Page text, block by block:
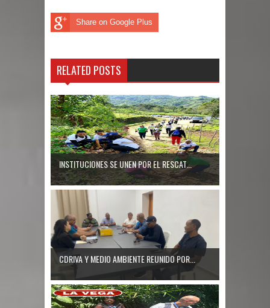
Nicaragua responde a RD tras
condena a Daniel Ortega por
afirmaciones sobre comicios
Condena de 30 años a hombre por
matar esposos y herir a dos
Share on Google Plus
RELATED POSTS
INSTITUCIONES SE UNEN POR EL RESCAT...
CDRIVA Y MEDIO AMBIENTE REUNIDO POR...